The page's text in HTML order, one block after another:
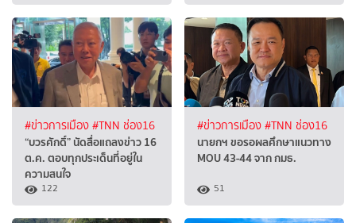
#ข่าวการเมือง#TNN ช่อง16
“บวรศักดิ์” นัดสื่อแถลงข่าว 16
ต.ค. ตอบทุกประเด็นที่อยู่ใน
ความสนใจ
122
#ข่าวการเมือง#TNN ช่อง16
นายกฯ ขอรอผลศึกษาแนวทาง
MOU 43-44 จาก กมธ.
51